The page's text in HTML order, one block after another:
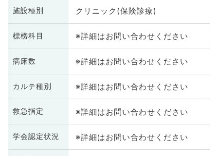
施設種別 クリニック(保険診療)
標榜科目 ※詳細はお問い合わせください
病床数 ※詳細はお問い合わせください
カルテ種別 ※詳細はお問い合わせください
救急指定 ※詳細はお問い合わせください
学会認定状況 ※詳細はお問い合わせください